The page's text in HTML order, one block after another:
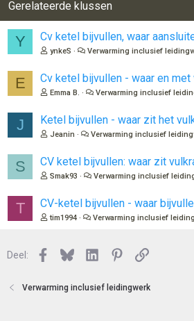
Gerelateerde klussen
Y Cv ketel bijvullen, waar
ynkeS Verwarming inclusief
E Cv ketel bijvullen - waar en
Emma B. Verwarming inclusief
J Ketel bijvullen - waar zit het
Jeanin Verwarming inclusief
S CV ketel bijvullen: waar zit
Smak93 Verwarming inclusief
T CV-ketel bijvullen - waar
tim1994 Verwarming inclusief
Deel: Facebook
BlueskyLinkedInPinterest
Link
Verwarming inclusief leidingwerk